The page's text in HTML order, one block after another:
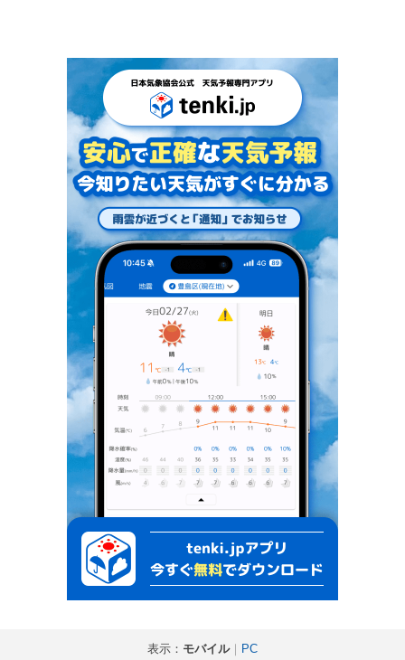
表示： モバイル｜ PC